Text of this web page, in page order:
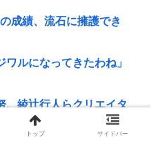
成績、流石に擁護でき
ルになってきたわね」
、綾辻行人らクリエイタ
トップ サイドバー